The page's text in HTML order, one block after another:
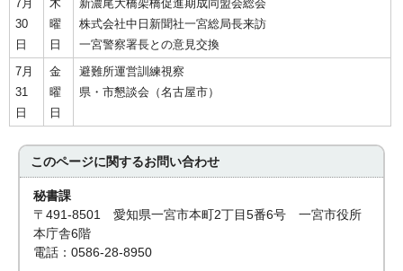
7月
30
日
木
曜
日
新濃尾大橋架橋促進期成同盟会総会
株式会社中日新聞社一宮総局長来訪
一宮警察署長との意見交換
7月
31
日
金
曜
日
避難所運営訓練視察
県・市懇談会（名古屋市）
このページに関するお問い合わせ
秘書課
〒491-8501 愛知県一宮市本町2丁目5番6号 一宮市役所
本庁舎6階
電話：0586-28-8950